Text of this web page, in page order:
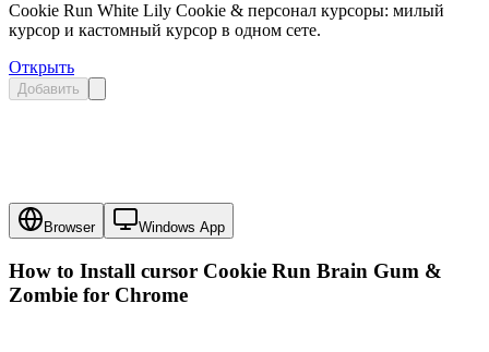
Cookie Run White Lily Cookie & персонал курсоры: милый
курсор и кастомный курсор в одном сете.
Открыть
Добавить
Browser Windows App
How to Install cursor Cookie Run Brain Gum &
Zombie for Chrome